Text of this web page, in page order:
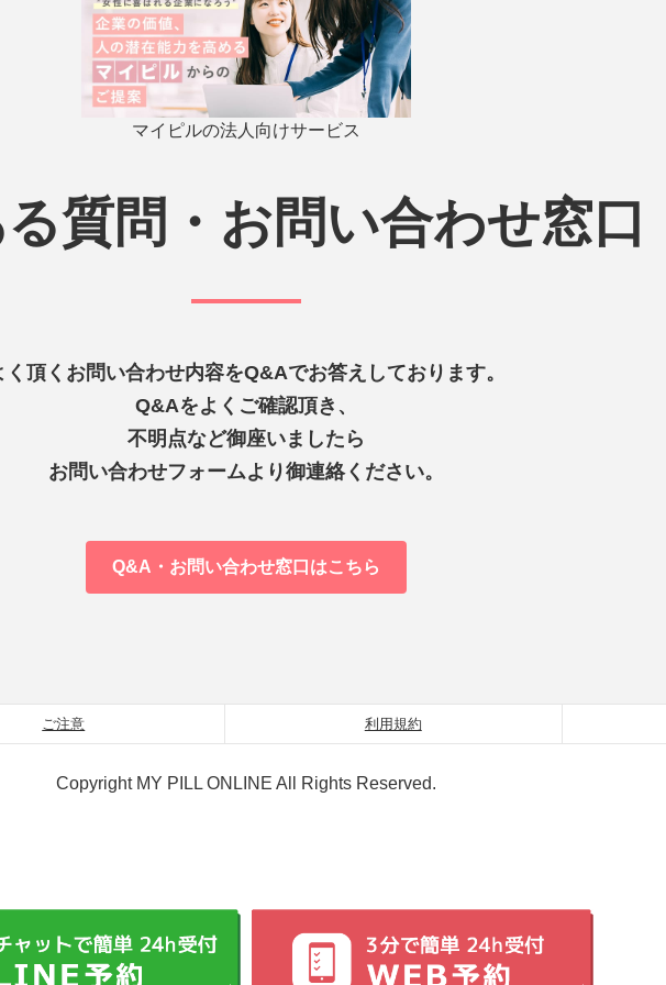
マイピルの法人向けサービス
質問・お問い合わせ窓口
く頂くお問い合わせ内容をQ&Aでお答えしております。
Q&Aをよくご確認頂き、
不明点など御座いましたら
お問い合わせフォームより御連絡ください。
Q&A・お問い合わせ窓口はこちら
ご注意 利用規約
Copyright MY PILL ONLINE All Rights Reserved.